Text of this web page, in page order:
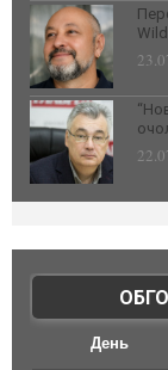
День